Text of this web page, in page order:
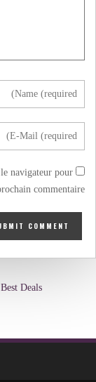
navigateur pour
commentaire.
Deals